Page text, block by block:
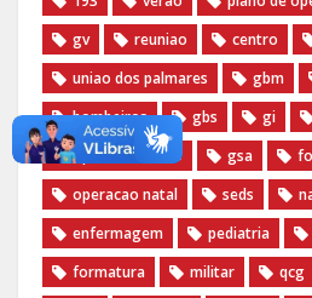
gv
reuniao centro
uniao dos palmares
gbm
bombeiros
gbs gi
operacao verao
gsa
operacao natal
seds
enfermagem
pediatria
formatura
militar qcg